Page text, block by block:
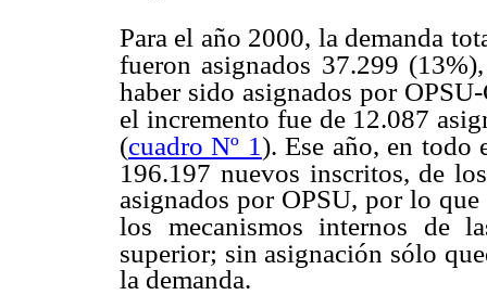
Para el año 2000, la demanda
fueron asignados 37.299
haber sido asignados por
el incremento fue de 12.087
(cuadro Nº 1). Ese año, en todo
196.197 nuevos inscritos, de
asignados por OPSU, por lo
los mecanismos internos de
superior; sin asignación sólo
la demanda.